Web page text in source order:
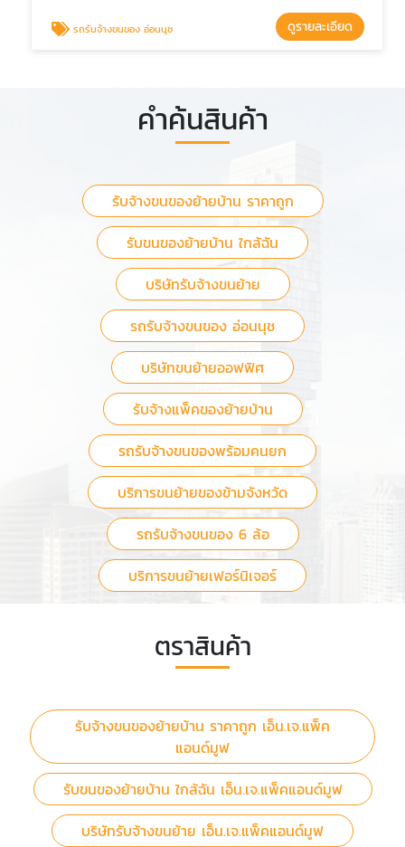
รถรับจ้างขนของ อ่อนนุช ดูรายละเอียด
คำค้นสินค้า
รับจ้างขนของย้ายบ้าน ราคาถูก
รับขนของย้ายบ้าน ใกล้ฉัน
บริษัทรับจ้างขนย้าย
รถรับจ้างขนของ อ่อนนุช
บริษัทขนย้ายออฟฟิศ
รับจ้างแพ็คของย้ายบ้าน
รถรับจ้างขนของพร้อมคนยก
บริการขนย้ายของข้ามจังหวัด
รถรับจ้างขนของ 6 ล้อ
บริการขนย้ายเฟอร์นิเจอร์
ตราสินค้า
รับจ้างขนของย้ายบ้าน ราคาถูก เอ็น.เจ.แพ็ค
แอนด์มูฟ
รับขนของย้ายบ้าน ใกล้ฉัน เอ็น.เจ.แพ็คแอนด์มูฟ
บริษัทรับจ้างขนย้าย เอ็น.เจ.แพ็คแอนด์มูฟ